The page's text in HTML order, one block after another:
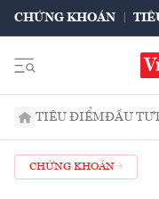
CHỨNG KHOÁN
TIÊU ĐIỂMĐẦU TƯ
CHỨNG KHOÁN